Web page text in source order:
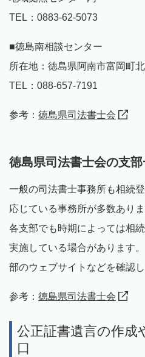
TEL：0883-62-5073
■徳島南相談センター
所在地：徳島県阿南市富岡町
TEL：088-657-7191
参考： 徳島県司法書士会
徳島県司法書士会の支
一般の司法書士事務所も相続
応じている事務所が多数あり
各支部でも時期によっては相
実施している場合があります
部のウェブサイトなどを確認
参考： 徳島県司法書士会
公正証書遺言の作成
口